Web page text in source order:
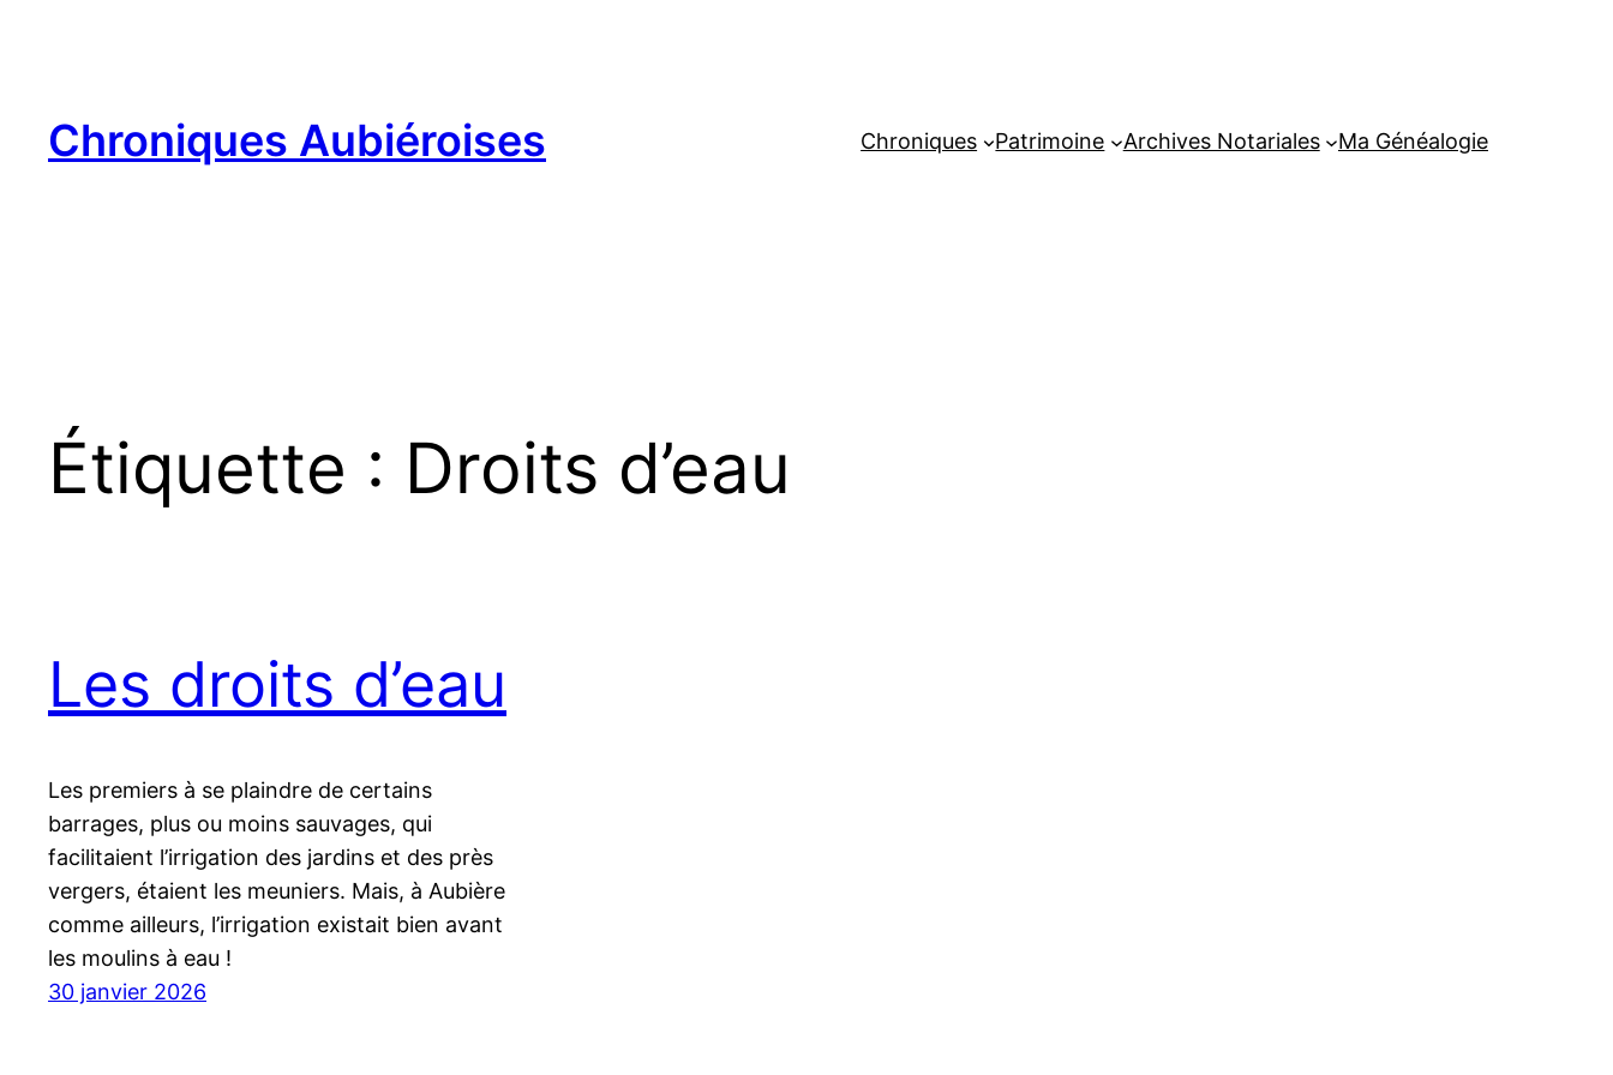
Chroniques Aubiéroises Chroniques Patrimoine Archives Notariales Ma Généalogie
Étiquette : Droits d’eau
Les droits d’eau
Les premiers à se plaindre de certains
barrages, plus ou moins sauvages, qui
facilitaient l’irrigation des jardins et des près
vergers, étaient les meuniers. Mais, à Aubière
comme ailleurs, l’irrigation existait bien avant
les moulins à eau !
30 janvier 2026